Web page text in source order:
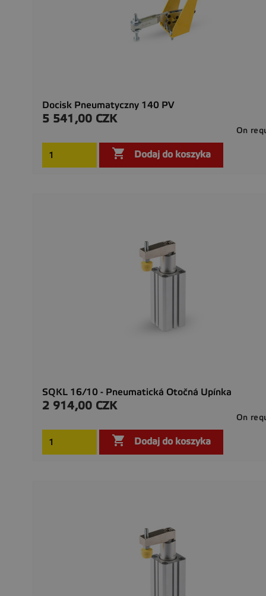
Docisk Pneumatyczny 140 PV
Cena
5 541,00 CZK
On
 Dodaj do koszyka
SQKL 16/10 - Pneumatická Otočná Upínka
Cena
2 914,00 CZK
On
 Dodaj do koszyka